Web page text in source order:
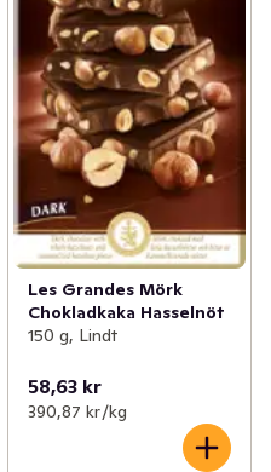
Les Grandes Mörk
Chokladkaka Hasselnöt
150 g, Lindt
58,63 kr
390,87 kr /kg